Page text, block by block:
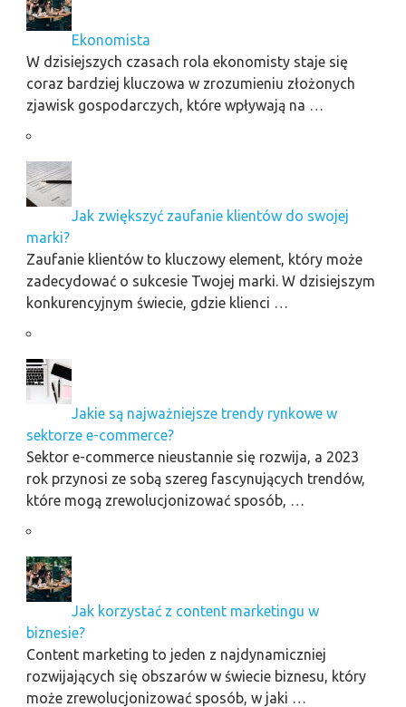
Ekonomista
W dzisiejszych czasach rola ekonomisty staje się
coraz bardziej kluczowa w zrozumieniu złożonych
zjawisk gospodarczych, które wpływają na …
Jak zwiększyć zaufanie klientów do swojej
marki?
Zaufanie klientów to kluczowy element, który może
zadecydować o sukcesie Twojej marki. W dzisiejszym
konkurencyjnym świecie, gdzie klienci …
Jakie są najważniejsze trendy rynkowe w
sektorze e-commerce?
Sektor e-commerce nieustannie się rozwija, a 2023
rok przynosi ze sobą szereg fascynujących trendów,
które mogą zrewolucjonizować sposób, …
Jak korzystać z content marketingu w
biznesie?
Content marketing to jeden z najdynamiczniej
rozwijających się obszarów w świecie biznesu, który
może zrewolucjonizować sposób, w jaki …